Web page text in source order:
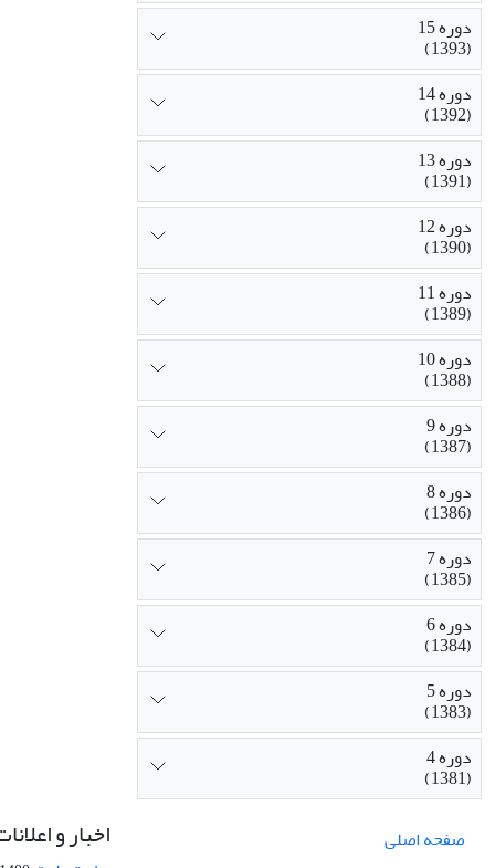
دوره 15
(1393)
دوره 14
(1392)
دوره 13
(1391)
دوره 12
(1390)
دوره 11
(1389)
دوره 10
(1388)
دوره 9
(1387)
دوره 8
(1386)
دوره 7
(1385)
دوره 6
(1384)
دوره 5
(1383)
دوره 4
(1381)
صفحه اصلی
اخبار و